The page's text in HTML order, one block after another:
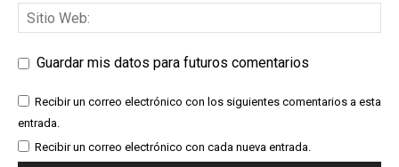
Guardar mis datos para futuros comentarios
Recibir un correo electrónico con los siguientes comentarios a esta
entrada.
Recibir un correo electrónico con cada nueva entrada.